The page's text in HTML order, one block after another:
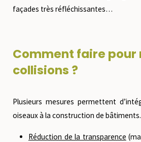
façades très réfléchissantes…
Comment faire pour
collisions ?
Plusieurs mesures permettent
oiseaux à la construction de bâtiments.
Réduction de la transparence